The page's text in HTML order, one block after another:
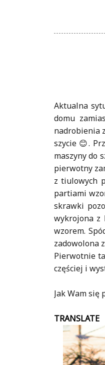
Aktualna
domu
nadrobienia
szycie 😊.
maszyny do
pierwotny
z tiulowych
partiami
skrawki
wykrojona z
wzorem.
zadowolona
Pierwotnie
częściej i
Jak Wam się
TRANSLATE